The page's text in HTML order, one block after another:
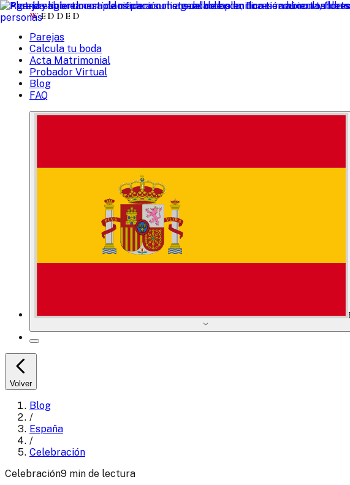
WEDDED
Parejas
Calcula tu boda
Acta Matrimonial
Probador Virtual
Blog
FAQ
Volver
Blog
/
España
/
Celebración
Celebración9 min de lectura